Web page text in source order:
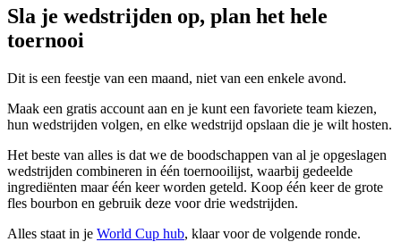
Sla je wedstrijden op, plan het hele
toernooi
Dit is een feestje van een maand, niet van een enkele avond.
Maak een gratis account aan en je kunt een favoriete team kiezen,
hun wedstrijden volgen, en elke wedstrijd opslaan die je wilt hosten.
Het beste van alles is dat we de boodschappen van al je opgeslagen
wedstrijden combineren in één toernooilijst, waarbij gedeelde
ingrediënten maar één keer worden geteld. Koop één keer de grote
fles bourbon en gebruik deze voor drie wedstrijden.
Alles staat in je World Cup hub, klaar voor de volgende ronde.